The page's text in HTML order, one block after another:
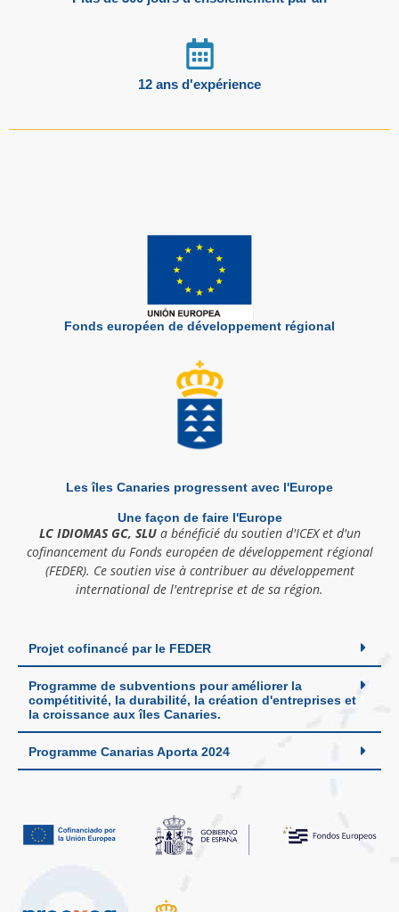
12 ans d'expérience
Fonds européen de développement régional
Les îles Canaries progressent avec l'Europe
Une façon de faire l'Europe
LC IDIOMAS GC, SLUa bénéficié du soutien d'ICEX et d'un
cofinancement du Fonds européen de développement régional
(FEDER). Ce soutien vise à contribuer au développement
international de l'entreprise et de sa région.
Projet cofinancé par le FEDER
Programme de subventions pour améliorer la
compétitivité, la durabilité, la création d'entreprises et
la croissance aux îles Canaries.
Programme Canarias Aporta 2024